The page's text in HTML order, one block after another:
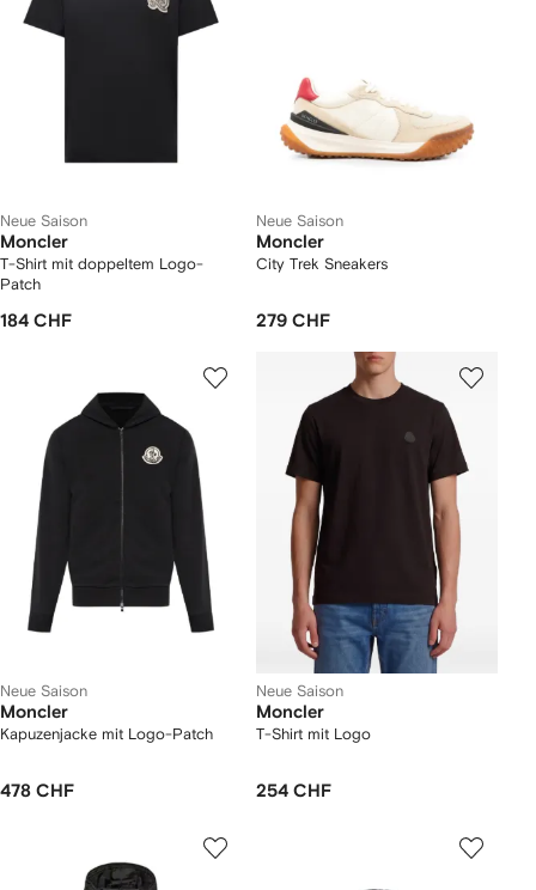
Neue Saison
Moncler
T-Shirt mit doppeltem Logo-
Patch
184 CHF
Neue Saison
Moncler
City Trek Sneakers
279 CHF
Neue Saison
Moncler
Kapuzenjacke mit Logo-Patch
478 CHF
Neue Saison
Moncler
T-Shirt mit Logo
254 CHF